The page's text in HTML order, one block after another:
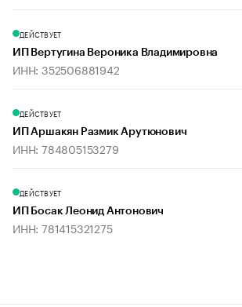
ДЕЙСТВУЕТ
ИП Вертугина Вероника Владимировна
ИНН: 352506881942
ДЕЙСТВУЕТ
ИП Аршакян Размик Арутюнович
ИНН: 784805153279
ДЕЙСТВУЕТ
ИП Босак Леонид Антонович
ИНН: 781415321275